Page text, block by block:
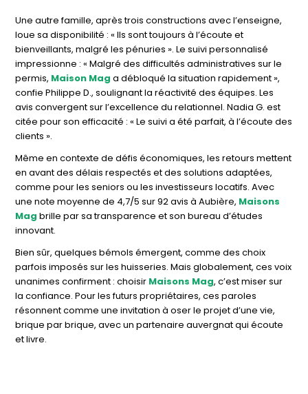
Une autre famille, après trois constructions avec l’enseigne,
loue sa disponibilité : « Ils sont toujours à l’écoute et
bienveillants, malgré les pénuries ». Le suivi personnalisé
impressionne : « Malgré des difficultés administratives sur le
permis, Maison Mag a débloqué la situation rapidement »,
confie Philippe D., soulignant la réactivité des équipes. Les
avis convergent sur l’excellence du relationnel. Nadia G. est
citée pour son efficacité : « Le suivi a été parfait, à l’écoute des
clients ».
Même en contexte de défis économiques, les retours mettent
en avant des délais respectés et des solutions adaptées,
comme pour les seniors ou les investisseurs locatifs. Avec
une note moyenne de 4,7/5 sur 92 avis à Aubière, Maisons
Mag brille par sa transparence et son bureau d’études
innovant.
Bien sûr, quelques bémols émergent, comme des choix
parfois imposés sur les huisseries. Mais globalement, ces voix
unanimes confirment : choisir Maisons Mag, c’est miser sur
la confiance. Pour les futurs propriétaires, ces paroles
résonnent comme une invitation à oser le projet d’une vie,
brique par brique, avec un partenaire auvergnat qui écoute
et livre.